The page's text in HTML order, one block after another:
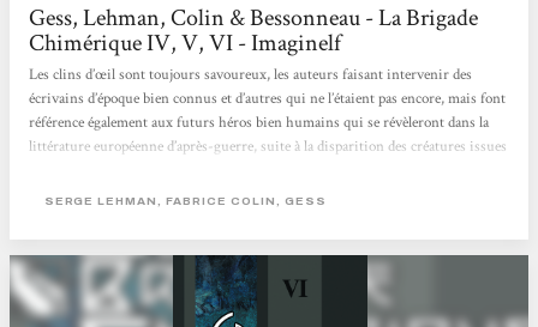
Gess, Lehman, Colin & Bessonneau - La Brigade
Chimérique IV, V, VI - Imaginelf
Les clins d’œil sont toujours savoureux, les auteurs faisant intervenir des
écrivains d’époque bien connus et d’autres qui ne l’étaient pas encore, mais font
référence également aux futurs héros bien humains qui se révèleront dans la
littérature européenne d’après-guerre, suite à la disparition des créatures issues
en tête d’une part cette photo de famille de tous les surhommes européens, que
SERGE LEHMAN, FABRICE COLIN, GESS